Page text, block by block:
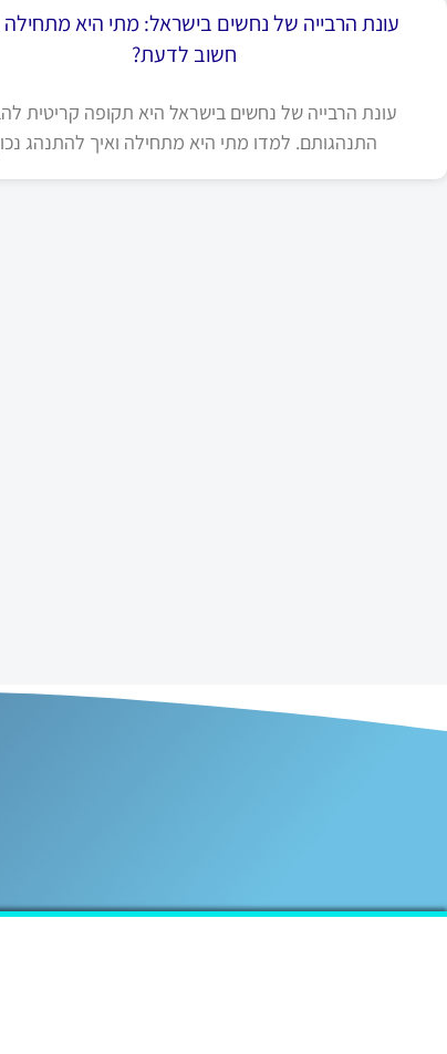
עונת הרבייה של נחשים בישראל: מתי היא מתחילה
חשוב לדעת?
עונת הרבייה של נחשים בישראל היא תקופה קריטית
התנהגותם. למדו מתי היא מתחילה ואיך להתנהג